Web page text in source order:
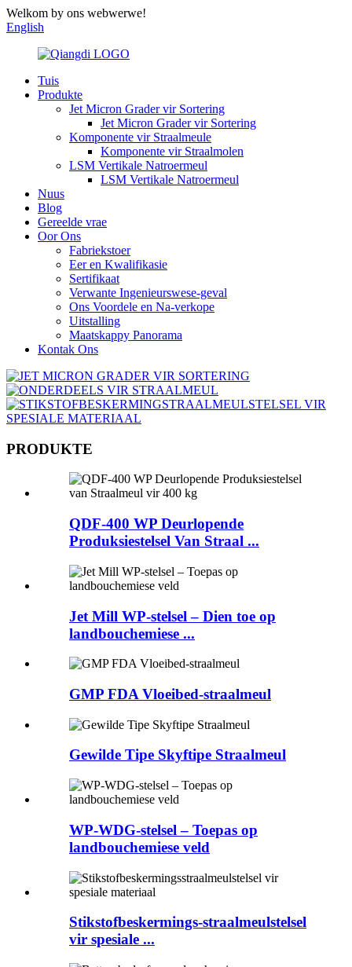
Welkom by ons webwerwe!
English
Tuis
Produkte
Jet Micron Grader vir Sortering
Jet Micron Grader vir Sortering
Komponente vir Straalmeule
Komponente vir Straalmolen
LSM Vertikale Natroermeul
LSM Vertikale Natroermeul
Nuus
Blog
Gereelde vrae
Oor Ons
Fabriekstoer
Eer en Kwalifikasie
Sertifikaat
Verwante Ingenieurswese-geval
Ons Voordele en Na-verkope
Uitstalling
Maatskappy Panorama
Kontak Ons
PRODUKTE
QDF-400 WP Deurlopende
Produksiestelsel Van Straal ...
Jet Mill WP-stelsel – Dien toe op
landbouchemiese ...
GMP FDA Vloeibed-straalmeul
Gewilde Tipe Skyftipe Straalmeul
WP-WDG-stelsel – Toepas op
landbouchemiese veld
Stikstofbeskermings-straalmeulstelsel
vir spesiale ...